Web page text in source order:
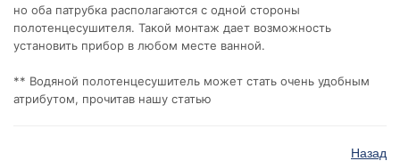
но оба патрубка располагаются с одной стороны
полотенцесушителя. Такой монтаж дает возможность
установить прибор в любом месте ванной.
** Водяной полотенцесушитель может стать очень удобным
атрибутом, прочитав нашу статью
Назад